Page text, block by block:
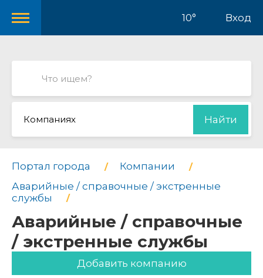
10° Вход
Компаниях Найти
Портал города
Компании
Аварийные / справочные / экстренные
службы
Аварийные / справочные
/ экстренные службы
Добавить компанию